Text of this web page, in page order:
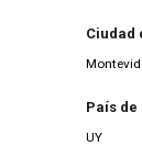
Ciudad
País
UY